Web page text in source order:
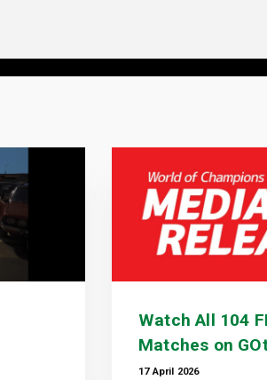
Watch All 104
Matches on
17 April 2026